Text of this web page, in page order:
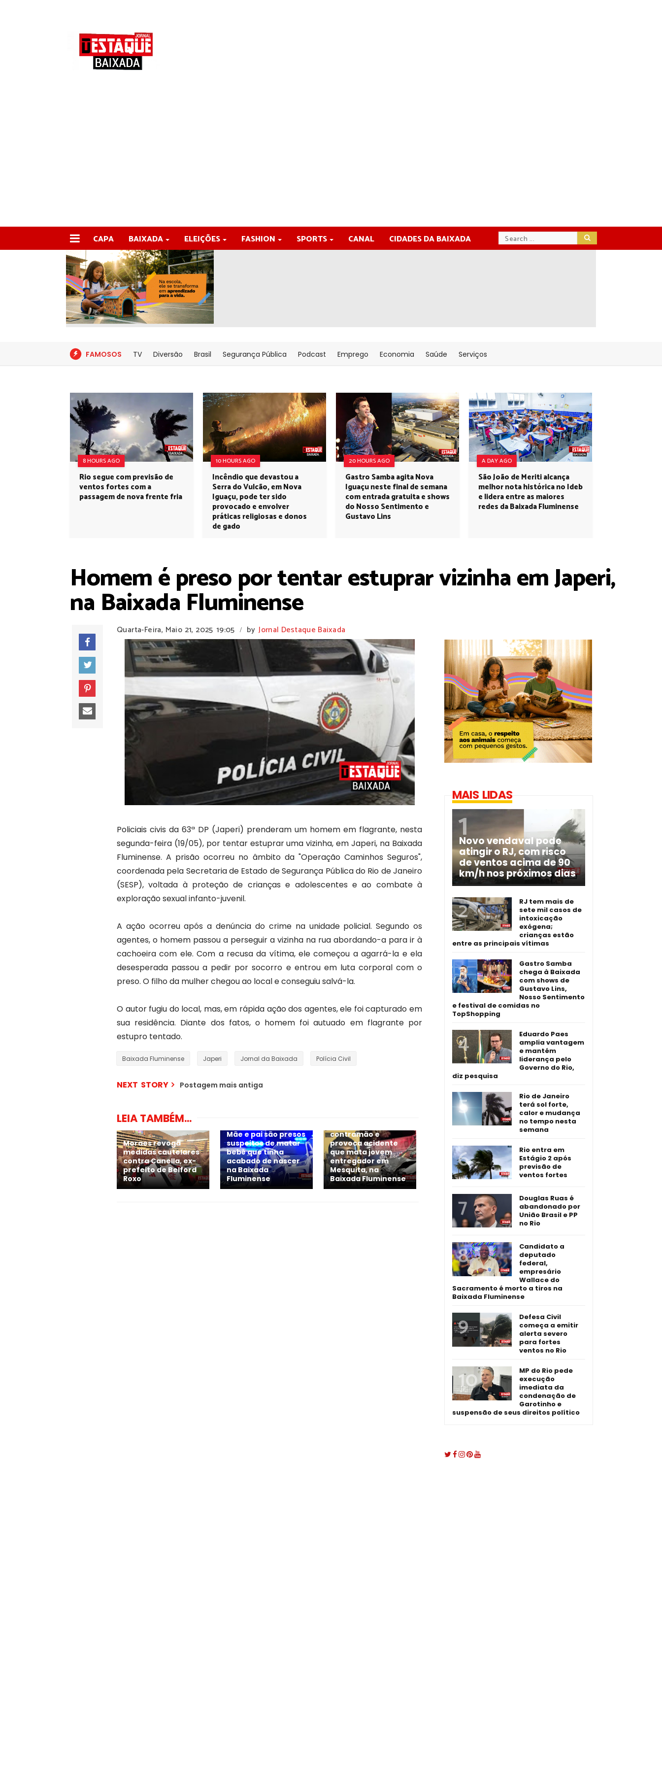
CAPA BAIXADA ELEIÇÕES FASHION SPORTS CANAL CIDADES DA BAIXADA
FAMOSOS TV Diversão Brasil Segurança Pública Podcast Emprego Economia Saúde Serviços
8 HOURS AGO
Rio segue com previsão de
ventos fortes com a
passagem de nova frente fria
10 HOURS AGO
Incêndio que devastou a
Serra do Vulcão, em Nova
Iguaçu, pode ter sido
provocado e envolver
práticas religiosas e donos
de gado
20 HOURS AGO
Gastro Samba agita Nova
Iguaçu neste final de semana
com entrada gratuita e shows
do Nosso Sentimento e
Gustavo Lins
A DAY AGO
São João de Meriti alcança
melhor nota histórica no Ideb
e lidera entre as maiores
redes da Baixada Fluminense
Homem é preso por tentar estuprar vizinha em Japeri,
na Baixada Fluminense
Quarta-Feira, Maio 21, 2025 19:05 / by Jornal Destaque Baixada
Policiais civis da 63ª DP (Japeri) prenderam um homem em flagrante, nesta
segunda-feira (19/05), por tentar estuprar uma vizinha, em Japeri, na Baixada
Fluminense. A prisão ocorreu no âmbito da "Operação Caminhos Seguros",
coordenada pela Secretaria de Estado de Segurança Pública do Rio de Janeiro
(SESP), voltada à proteção de crianças e adolescentes e ao combate à
exploração sexual infanto-juvenil.
A ação ocorreu após a denúncia do crime na unidade policial. Segundo os
agentes, o homem passou a perseguir a vizinha na rua abordando-a para ir à
cachoeira com ele. Com a recusa da vítima, ele começou a agarrá-la e ela
desesperada passou a pedir por socorro e entrou em luta corporal com o
preso. O filho da mulher chegou ao local e conseguiu salvá-la.
O autor fugiu do local, mas, em rápida ação dos agentes, ele foi capturado em
sua residência. Diante dos fatos, o homem foi autuado em flagrante por
estupro tentado.
Baixada Fluminense Japeri Jornal da Baixada Polícia Civil
NEXT STORY Postagem mais antiga
LEIA TAMBÉM...
Moraes revoga
medidas cautelares
contra Canella, ex-
prefeito de Belford
Roxo
Mãe e pai são presos
suspeitos de matar
bebê que tinha
acabado de nascer
na Baixada
Fluminense
contramão e
provoca acidente
que mata jovem
entregador em
Mesquita, na
Baixada Fluminense
MAIS LIDAS
Novo vendaval pode
atingir o RJ, com risco
de ventos acima de 90
km/h nos próximos dias
RJ tem mais de
sete mil casos de
intoxicação
exógena;
crianças estão
entre as principais vítimas
Gastro Samba
chega à Baixada
com shows de
Gustavo Lins,
Nosso Sentimento
e festival de comidas no
TopShopping
Eduardo Paes
amplia vantagem
e mantém
liderança pelo
Governo do Rio,
diz pesquisa
Rio de Janeiro
terá sol forte,
calor e mudança
no tempo nesta
semana
Rio entra em
Estágio 2 após
previsão de
ventos fortes
Douglas Ruas é
abandonado por
União Brasil e PP
no Rio
Candidato a
deputado
federal,
empresário
Wallace do
Sacramento é morto a tiros na
Baixada Fluminense
Defesa Civil
começa a emitir
alerta severo
para fortes
ventos no Rio
MP do Rio pede
execução
imediata da
condenação de
Garotinho e
suspensão de seus direitos político